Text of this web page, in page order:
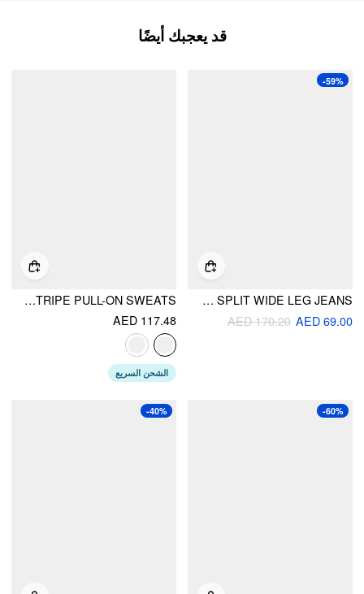
قد يعجبك أيضًا
-59%
CIDER DENIM LOW RISE SPLIT WIDE LEG JEANS
AED 69.00
AED 170.20
SIDE STRIPE PULL-ON SWEATS
AED 117.48
الشحن السريع
-60%
-40%